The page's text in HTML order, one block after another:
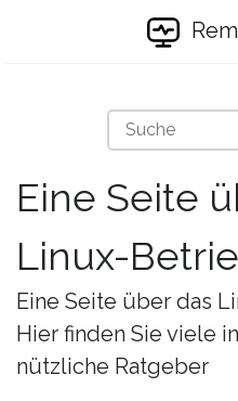
Eine Seite
Linux-
Eine Seite über das
Hier finden Sie viele
nützliche Ratgeber